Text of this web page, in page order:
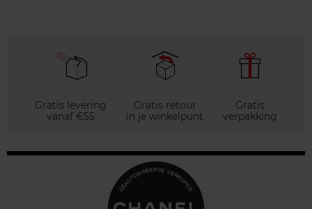
Gratis levering
vanaf €55
Gratis retour
in je winkelpunt
Gratis
verpakking